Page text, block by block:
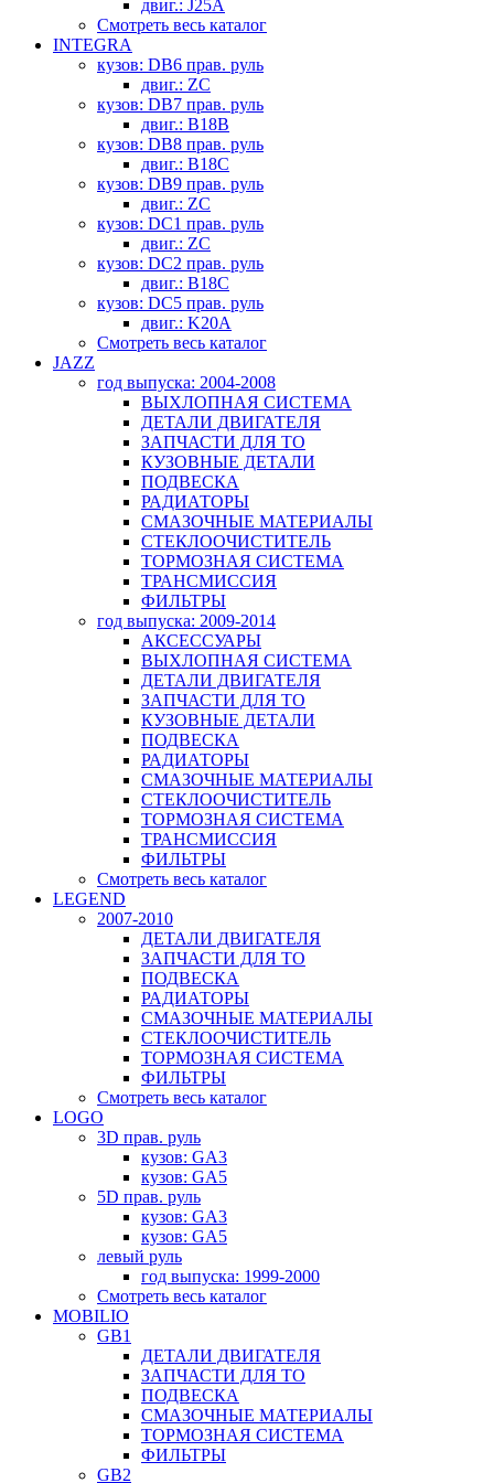
двиг.: J25A
Смотреть весь каталог
INTEGRA
кузов: DB6 прав. руль
двиг.: ZC
кузов: DB7 прав. руль
двиг.: B18B
кузов: DB8 прав. руль
двиг.: B18C
кузов: DB9 прав. руль
двиг.: ZC
кузов: DC1 прав. руль
двиг.: ZC
кузов: DC2 прав. руль
двиг.: B18C
кузов: DC5 прав. руль
двиг.: K20A
Смотреть весь каталог
JAZZ
год выпуска: 2004-2008
ВЫХЛОПНАЯ СИСТЕМА
ДЕТАЛИ ДВИГАТЕЛЯ
ЗАПЧАСТИ ДЛЯ ТО
КУЗОВНЫЕ ДЕТАЛИ
ПОДВЕСКА
РАДИАТОРЫ
СМАЗОЧНЫЕ МАТЕРИАЛЫ
СТЕКЛООЧИСТИТЕЛЬ
ТОРМОЗНАЯ СИСТЕМА
ТРАНСМИССИЯ
ФИЛЬТРЫ
год выпуска: 2009-2014
АКСЕССУАРЫ
ВЫХЛОПНАЯ СИСТЕМА
ДЕТАЛИ ДВИГАТЕЛЯ
ЗАПЧАСТИ ДЛЯ ТО
КУЗОВНЫЕ ДЕТАЛИ
ПОДВЕСКА
РАДИАТОРЫ
СМАЗОЧНЫЕ МАТЕРИАЛЫ
СТЕКЛООЧИСТИТЕЛЬ
ТОРМОЗНАЯ СИСТЕМА
ТРАНСМИССИЯ
ФИЛЬТРЫ
Смотреть весь каталог
LEGEND
2007-2010
ДЕТАЛИ ДВИГАТЕЛЯ
ЗАПЧАСТИ ДЛЯ ТО
ПОДВЕСКА
РАДИАТОРЫ
СМАЗОЧНЫЕ МАТЕРИАЛЫ
СТЕКЛООЧИСТИТЕЛЬ
ТОРМОЗНАЯ СИСТЕМА
ФИЛЬТРЫ
Смотреть весь каталог
LOGO
3D прав. руль
кузов: GA3
кузов: GA5
5D прав. руль
кузов: GA3
кузов: GA5
левый руль
год выпуска: 1999-2000
Смотреть весь каталог
MOBILIO
GB1
ДЕТАЛИ ДВИГАТЕЛЯ
ЗАПЧАСТИ ДЛЯ ТО
ПОДВЕСКА
СМАЗОЧНЫЕ МАТЕРИАЛЫ
ТОРМОЗНАЯ СИСТЕМА
ФИЛЬТРЫ
GB2